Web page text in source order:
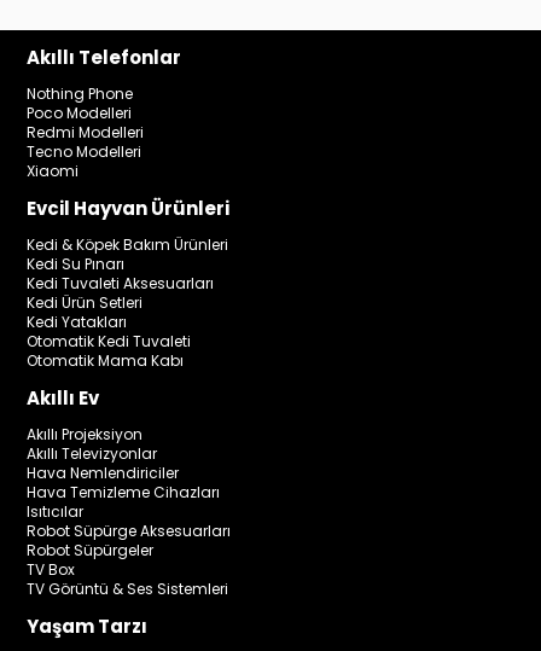
Akıllı Telefonlar
Nothing Phone
Poco Modelleri
Redmi Modelleri
Tecno Modelleri
Xiaomi
Evcil Hayvan Ürünleri
Kedi & Köpek Bakım Ürünleri
Kedi Su Pınarı
Kedi Tuvaleti Aksesuarları
Kedi Ürün Setleri
Kedi Yatakları
Otomatik Kedi Tuvaleti
Otomatik Mama Kabı
Akıllı Ev
Akıllı Projeksiyon
Akıllı Televizyonlar
Hava Nemlendiriciler
Hava Temizleme Cihazları
Isıtıcılar
Robot Süpürge Aksesuarları
Robot Süpürgeler
TV Box
TV Görüntü & Ses Sistemleri
Yaşam Tarzı